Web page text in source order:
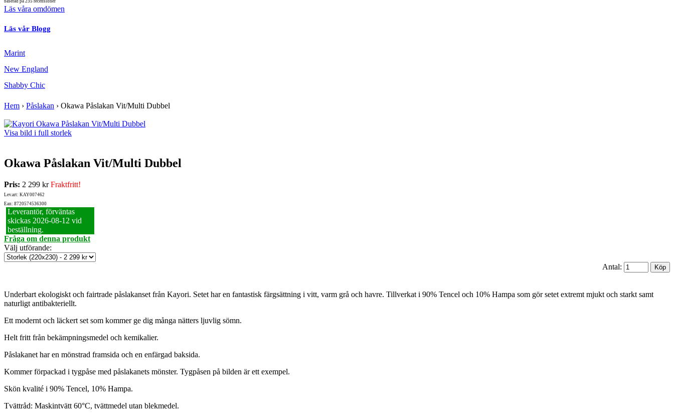
baserad på 235 recensioner
Läs våra omdömen
Läs vår Blogg
Marint
New England
Shabby Chic
Hem › Påslakan › Okawa Påslakan Vit/Multi Dubbel
Visa bild i full storlek
Okawa Påslakan Vit/Multi Dubbel
Pris: 2 299 krFraktfritt!
Lev.art: KAY007462
Ean: 8720574536300
Leverantör, förväntas
skickas 2026‑08‑12 vid
beställning.
Fråga om denna produkt
Välj utförande:
Antal:
Underbart ekologiskt och fairtrade påslakanset från Kayori. Setet har en fantastisk färgsättning i vitt, varm grå och havre. Tillverkat i 90% Tencel och 10% Hampa som gör setet extremt mjukt och starkt samt
naturligt antibakteriellt.
Ett modernt och läckert set som kommer ge dig många nätters ljuvlig sömn.
Helt fritt från bekämpningsmedel och kemikalier.
Påslakanet har en mönstrad framsida och en enfärgad baksida.
Kommer förpackad i tygpåse med påslakanets mönster. Tygpåsen på bilden är ett exempel.
Skön kvalité i 90% Tencel, 10% Hampa.
Tvättråd: Maskintvätt 60°C, tvättmedel utan blekmedel.